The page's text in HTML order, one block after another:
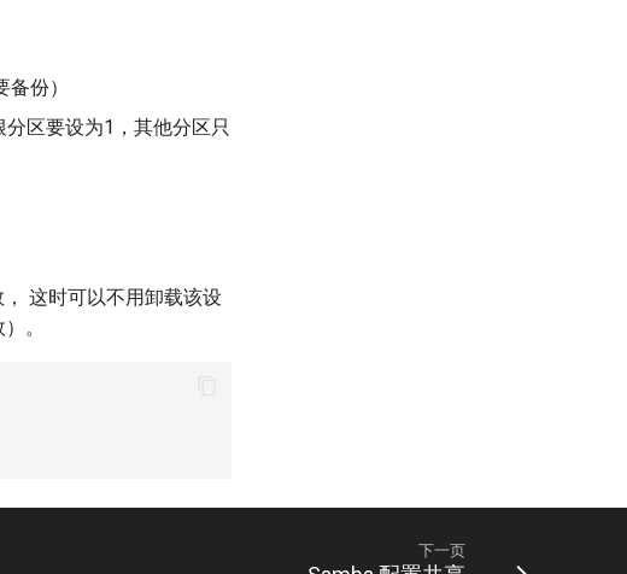
份）
区要设为1，其他分区只
， 这时可以不用卸载该设
。
下一页